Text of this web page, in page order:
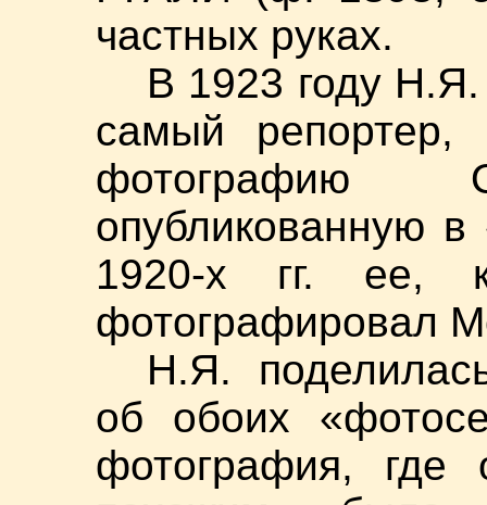
частных руках.
В 1923 году
самый репортер,
опубликованную
1920-х гг. ее,
фотографировал
Н.Я.
об обоих
фотография, где